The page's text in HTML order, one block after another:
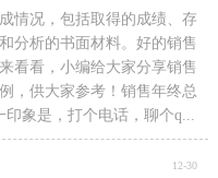
情况，包括取得的成绩、存
分析的书面材料。好的销售
看看，小编给大家分享销售
，供大家参考！销售年终总
象是，打个电话，聊个q...
12-30